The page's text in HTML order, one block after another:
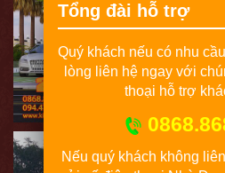
Tổng đài hỗ trợ
Quý khách nếu có nhu
lòng liên hệ ngay với
thoại hỗ trợ
Nếu quý khách không